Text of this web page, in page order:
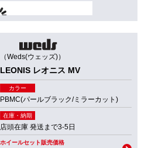
（Weds(ウェッズ)）
LEONIS レオニス MV
カラー
PBMC(パールブラック/ミラーカット)
在庫・納期
店頭在庫 発送まで3-5日
ホイールセット販売価格